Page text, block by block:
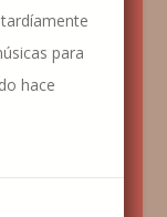
para
hace